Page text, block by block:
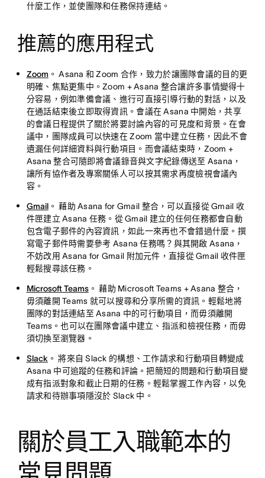
什麼工作，並使團隊和任務保持連結。
推薦的應用程式
Zoom 。 Asana 和 Zoom 合作，致力於讓團隊會議的目的更
明確、焦點更集中。Zoom + Asana 整合讓許多事情變得十
分容易，例如準備會議、進行可直接引導行動的對話，以及
在通話結束後立即取得資訊。會議在 Asana 中開始，共享
的會議日程提供了關於將要討論內容的可見度和背景。在會
議中，團隊成員可以快速在 Zoom 當中建立任務，因此不會
遺漏任何詳細資料與行動項目。而會議結束時，Zoom +
Asana 整合可隨即將會議錄音與文字紀錄傳送至 Asana，
讓所有協作者及專案關係人可以按其需求再度檢視會議內
容。
Gmail。 藉助 Asana for Gmail 整合，可以直接從 Gmail 收
件匣建立 Asana 任務。從 Gmail 建立的任何任務都會自動
包含電子郵件的內容資訊，如此一來再也不會錯過什麼。撰
寫電子郵件時需要參考 Asana 任務嗎？與其開啟 Asana，
不妨改用 Asana for Gmail 附加元件，直接從 Gmail 收件匣
輕鬆搜尋該任務。
Microsoft Teams。 藉助 Microsoft Teams + Asana 整合，
毋須離開 Teams 就可以搜尋和分享所需的資訊。輕鬆地將
團隊的對話連結至 Asana 中的可行動項目，而毋須離開
Teams。也可以在團隊會議中建立、指派和檢視任務，而毋
須切換至瀏覽器。
Slack 。 將來自 Slack 的構想、工作請求和行動項目轉變成
Asana 中可追蹤的任務和評論。把簡短的問題和行動項目變
成有指派對象和截止日期的任務。輕鬆掌握工作內容，以免
請求和待辦事項隱沒於 Slack 中。
關於員工入職範本的